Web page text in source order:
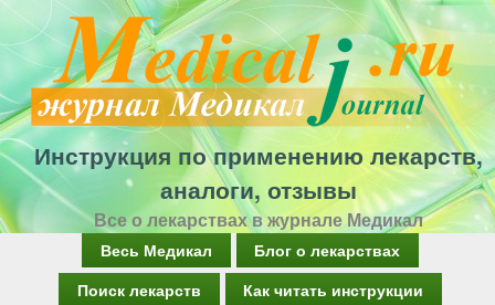
Перейти
к
основному
содержанию
Инструкция по применению лекарств,
аналоги, отзывы
Все о лекарствах в журнале Медикал
Весь Медикал
Блог о лекарствах
Поиск лекарств
Как читать инструкции